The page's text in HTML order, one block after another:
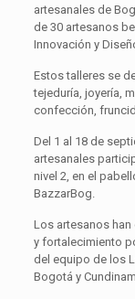
artesanales de
de 30 artesanos
Innovación y
Estos talleres se
tejeduría, joyería,
confección,
Del 1 al 18 de
artesanales
nivel 2, en el
BazzarBog.
Los artesanos
y fortalecimiento
del equipo de los
Bogotá y